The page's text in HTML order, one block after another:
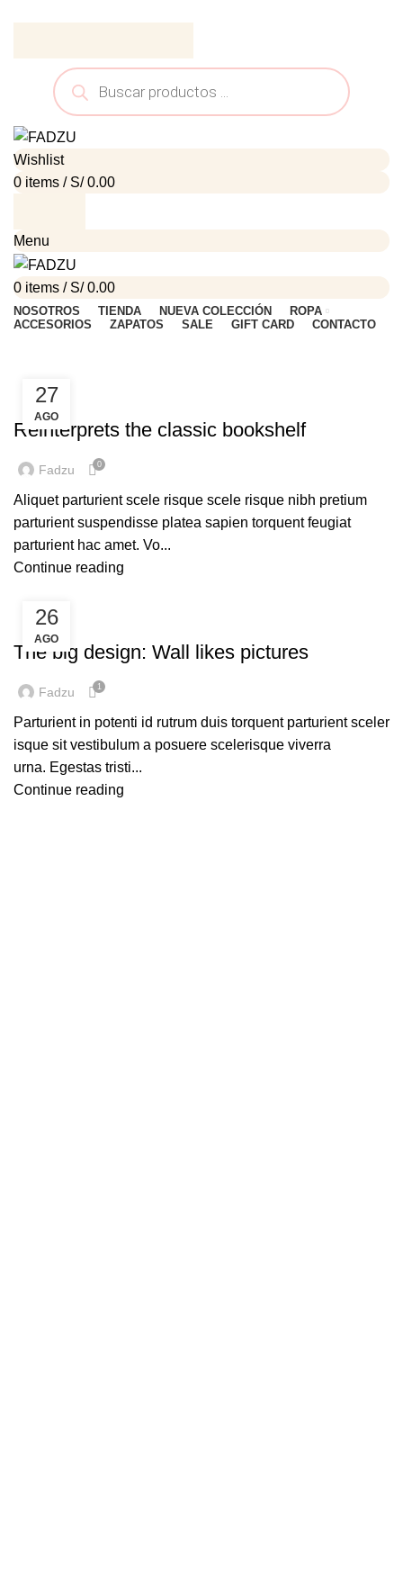
Wishlist
0 items / S/0.00
Menu
0 items / S/0.00
NOSOTROS TIENDA NUEVA COLECCIÓN
ROPA
ACCESORIOS
ZAPATOS SALE GIFT CARD CONTACTO
27
AGO
DESIGN TRENDS
Reinterprets the classic bookshelf
Fadzu 0
Aliquet parturient scele risque scele risque nibh pretium
parturient suspendisse platea sapien torquent feugiat
parturient hac amet. Vo...
Continue reading
26
AGO
DESIGN TRENDS
The big design: Wall likes pictures
Fadzu 1
Parturient in potenti id rutrum duis torquent parturient sceler
isque sit vestibulum a posuere scelerisque viverra
urna. Egestas tristi...
Continue reading